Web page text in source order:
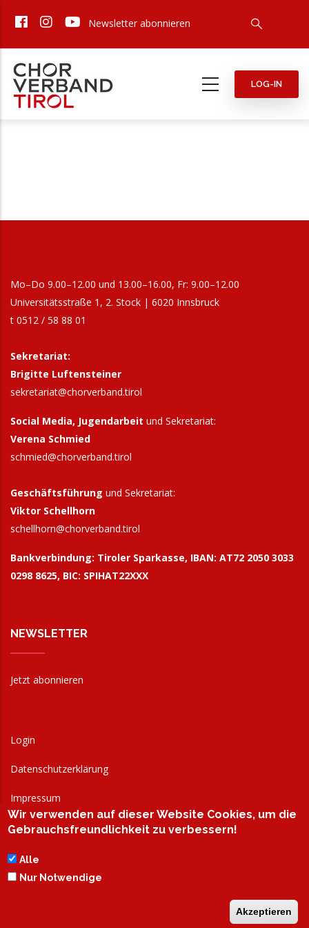
zum
Newsletter abonnieren
LOG-IN
Mo–Do 9.00–12.00 und 13.00–16.00, Fr: 9.00–12.00
Universitätsstraße 1, 2. Stock | 6020 Innsbruck
t 0512 / 58 88 01
Sekretariat:
Brigitte Luftensteiner
sekretariat@chorverband.tirol
Social Media, Jugendarbeit und Sekretariat:
Verena Schmied
schmied@chorverband.tirol
Geschäftsführung und Sekretariat:
Viktor Schellhorn
schellhorn@chorverband.tirol
Bankverbindung: Tiroler Sparkasse, IBAN: AT72 2050 3033
0298 8625, BIC: SPIHAT22XXX
NEWSLETTER
Jetzt abonnieren
Login
Datenschutzerklärung
Impressum
AGB
Wir verwenden auf dieser Website Cookies, um die
Gebrauchsfreundlichkeit zu verbessern!
Alle
Nur Notwendige
Akzeptieren